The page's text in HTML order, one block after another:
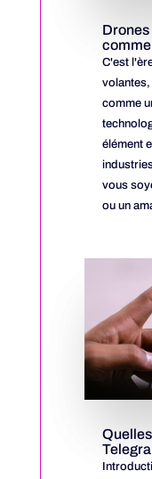
C'est
comme
élément
vous
ou un